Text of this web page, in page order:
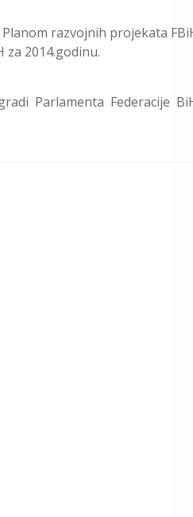
razvojnih projekata
za 2014.godinu.
Parlamenta Federacije